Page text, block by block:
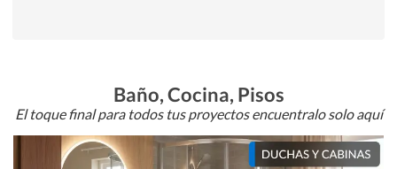
Baño, Cocina, Pisos
El toque final para todos tus proyectos encuentralo solo aquí